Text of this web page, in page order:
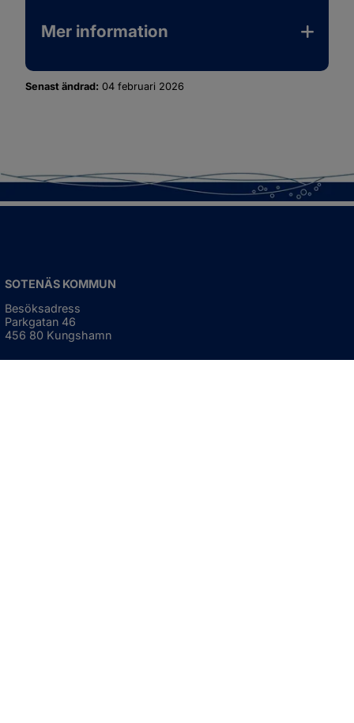
Mer information
Senast ändrad: 04 februari 2026
SOTENÄS KOMMUN
Besöksadress
Parkgatan 46
456 80 Kungshamn